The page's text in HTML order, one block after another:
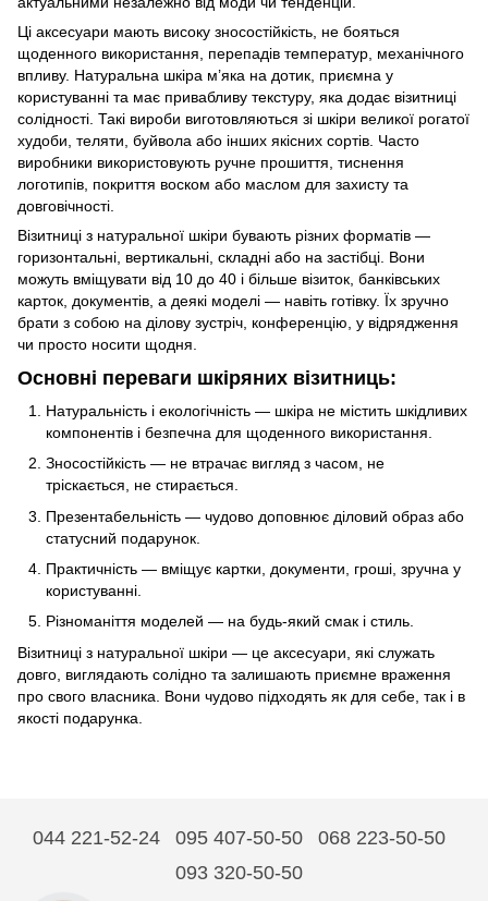
Ці аксесуари мають високу зносостійкість, не бояться
щоденного використання, перепадів температур, механічного
впливу. Натуральна шкіра м’яка на дотик, приємна у
користуванні та має привабливу текстуру, яка додає візитниці
солідності. Такі вироби виготовляються зі шкіри великої рогатої
худоби, теляти, буйвола або інших якісних сортів. Часто
виробники використовують ручне прошиття, тиснення
логотипів, покриття воском або маслом для захисту та
довговічності.
Візитниці з натуральної шкіри бувають різних форматів —
горизонтальні, вертикальні, складні або на застібці. Вони
можуть вміщувати від 10 до 40 і більше візиток, банківських
карток, документів, а деякі моделі — навіть готівку. Їх зручно
брати з собою на ділову зустріч, конференцію, у відрядження
чи просто носити щодня.
Основні переваги шкіряних візитниць:
Натуральність і екологічність — шкіра не містить шкідливих
компонентів і безпечна для щоденного використання.
Зносостійкість — не втрачає вигляд з часом, не
тріскається, не стирається.
Презентабельність — чудово доповнює діловий образ або
статусний подарунок.
Практичність — вміщує картки, документи, гроші, зручна у
користуванні.
Різноманіття моделей — на будь-який смак і стиль.
Візитниці з натуральної шкіри — це аксесуари, які служать
довго, виглядають солідно та залишають приємне враження
про свого власника. Вони чудово підходять як для себе, так і в
якості подарунка.
044 221-52-24 095 407-50-50
068 223-50-50
093 320-50-50